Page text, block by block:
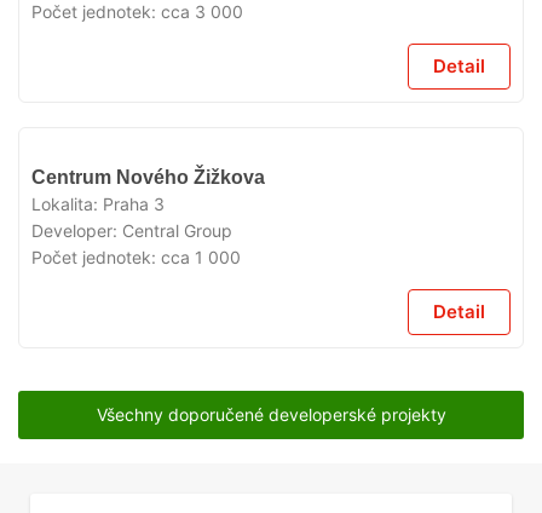
Počet jednotek: cca 3 000
Detail
Centrum Nového Žižkova
Lokalita: Praha 3
Developer: Central Group
Počet jednotek: cca 1 000
Detail
Všechny doporučené developerské projekty